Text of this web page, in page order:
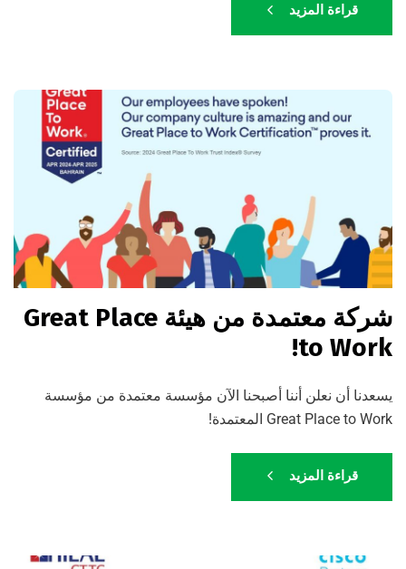
قراءة المزيد
شركة معتمدة من هيئة Great Place
to Work!
يسعدنا أن نعلن أننا أصبحنا الآن مؤسسة معتمدة من مؤسسة
Great Place to Work المعتمدة!
قراءة المزيد